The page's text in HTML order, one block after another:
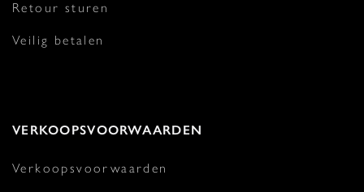
Retour sturen
Veilig betalen
VERKOOPSVOORWAARDEN
Verkoopsvoorwaarden